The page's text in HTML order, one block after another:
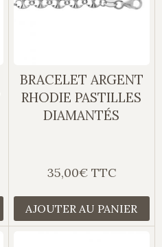
BRACELET ARGENT
RHODIE PASTILLES
DIAMANTÉS
35,00€ TTC
AJOUTER AU PANIER